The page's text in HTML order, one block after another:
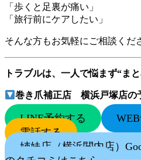
「歩くと足裏が痛い」
「旅行前にケアしたい」
そんな方もお気軽にご相談くだ
トラブルは、一人で悩まず“ま
巻き爪補正店 横浜戸塚店の
LINE予約する
電話する
姉妹店（横浜関内店）